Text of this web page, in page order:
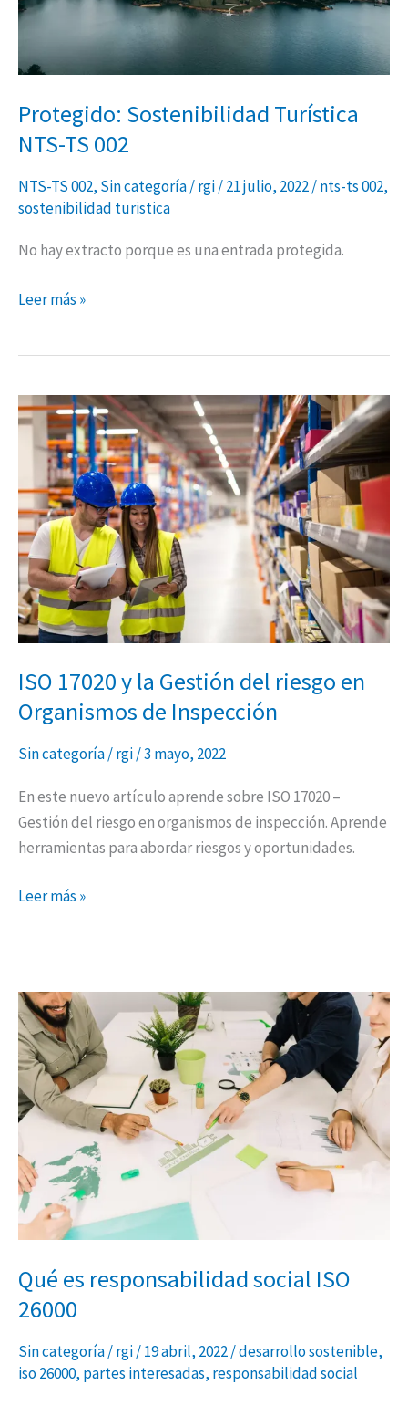
Protegido: Sostenibilidad Turística
NTS-TS 002
NTS-TS 002, Sin categoría/rgi/21 julio, 2022/nts-ts 002,
sostenibilidad turistica
No hay extracto porque es una entrada protegida.
Leer más »
ISO 17020 y la Gestión del riesgo en
Organismos de Inspección
Sin categoría/rgi/3 mayo, 2022
En este nuevo artículo aprende sobre ISO 17020 –
Gestión del riesgo en organismos de inspección. Aprende
herramientas para abordar riesgos y oportunidades.
ISO
17020
la
Gestión
del
riesgo
en
Organismos
de
Leer más »
Qué es responsabilidad social ISO
26000
Sin categoría/rgi/19 abril, 2022/desarrollo sostenible,
iso 26000, partes interesadas, responsabilidad social
Qué
es
responsabilidad
social
ISO